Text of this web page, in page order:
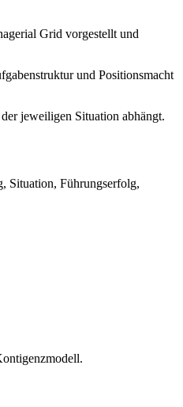
Grid vorgestellt und
und Positionsmacht
jeweiligen Situation abhängt.
Situation, Führungserfolg,